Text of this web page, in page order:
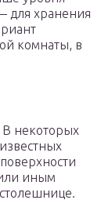
для хранения
комнаты, в
В некоторых
иным